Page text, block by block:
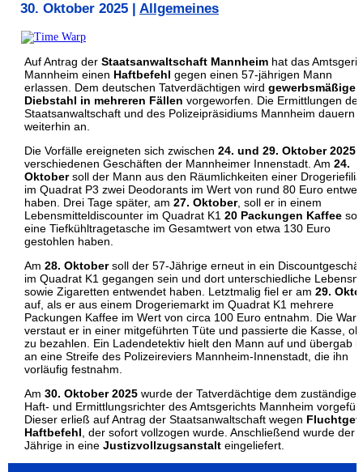
30. Oktober 2025 Allgemeines
Auf Antrag der Staatsanwaltschaft Mannheim hat das
Mannheim einen Haftbefehl gegen einen 57-jährigen Mann
erlassen. Dem deutschen Tatverdächtigen wird gewerbsmäßiger
Diebstahl in mehreren Fällen vorgeworfen. Die Ermittlungen der
Staatsanwaltschaft und des Polizeipräsidiums Mannheim dauern
weiterhin an.
Die Vorfälle ereigneten sich zwischen 24. und 29. Oktober 2025
verschiedenen Geschäften der Mannheimer Innenstadt. Am 24.
Oktobersoll der Mann aus den Räumlichkeiten einer
im Quadrat P3 zwei Deodorants im Wert von rund 80 Euro
haben. Drei Tage später, am 27. Oktober, soll er in einem
Lebensmitteldiscounter im Quadrat K1 20 Packungen Kaffee
eine Tiefkühltragetasche im Gesamtwert von etwa 130 Euro
gestohlen haben.
Am 28. Oktobersoll der 57-Jährige erneut in ein
im Quadrat K1 gegangen sein und dort unterschiedliche
sowie Zigaretten entwendet haben. Letztmalig fiel er am 29.
auf, als er aus einem Drogeriemarkt im Quadrat K1 mehrere
Packungen Kaffee im Wert von circa 100 Euro entnahm. Die
verstaut er in einer mitgeführten Tüte und passierte die Kasse,
zu bezahlen. Ein Ladendetektiv hielt den Mann auf und übergab
an eine Streife des Polizeireviers Mannheim-Innenstadt, die ihn
vorläufig festnahm.
Am 30. Oktober 2025 wurde der Tatverdächtige dem zuständigen
Haft- und Ermittlungsrichter des Amtsgerichts Mannheim
Dieser erließ auf Antrag der Staatsanwaltschaft wegen
Haftbefehl, der sofort vollzogen wurde. Anschließend wurde der
Jährige in eine Justizvollzugsanstalt eingeliefert.